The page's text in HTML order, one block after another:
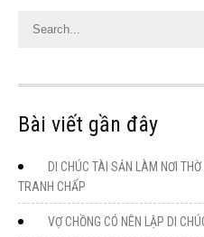
Bài viết gần đây
DI CHÚC TÀI SẢN LÀM NƠI
TRANH CHẤP
VỢ CHỒNG CÓ NÊN LẬP DI